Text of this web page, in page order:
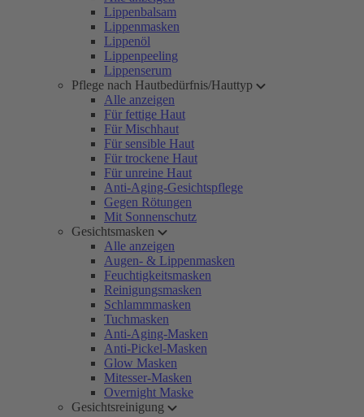
Lippenbalsam
Lippenmasken
Lippenöl
Lippenpeeling
Lippenserum
Pflege nach Hautbedürfnis/Hauttyp
Alle anzeigen
Für fettige Haut
Für Mischhaut
Für sensible Haut
Für trockene Haut
Für unreine Haut
Anti-Aging-Gesichtspflege
Gegen Rötungen
Mit Sonnenschutz
Gesichtsmasken
Alle anzeigen
Augen- & Lippenmasken
Feuchtigkeitsmasken
Reinigungsmasken
Schlammmasken
Tuchmasken
Anti-Aging-Masken
Anti-Pickel-Masken
Glow Masken
Mitesser-Masken
Overnight Maske
Gesichtsreinigung